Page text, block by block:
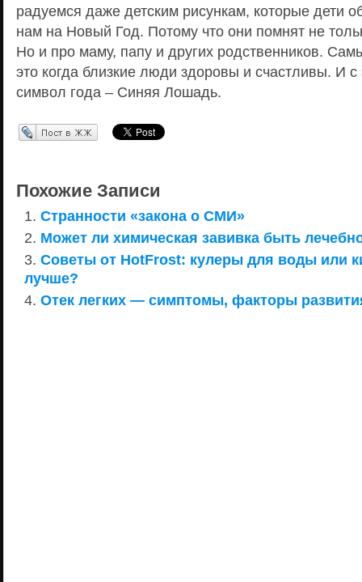
радуемся даже детским рисункам, которые дети
нам на Новый Год. Потому что они помнят не
Но и про маму, папу и других родственников.
это когда близкие люди здоровы и счастливы. И с
символ года – Синяя Лошадь.
Перепост в ЖЖ
Похожие Записи
Странности «закона о СМИ»
Может ли химическая завивка быть
Советы от HotFrost: кулеры для воды или
лучше?
Отек легких — симптомы, факторы